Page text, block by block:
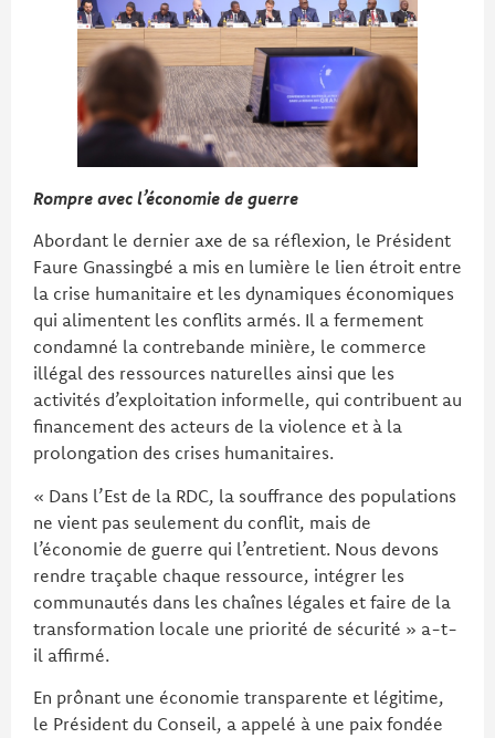
Rompre avec l’économie de guerre
Abordant le dernier axe de sa réflexion, le Président
Faure Gnassingbé a mis en lumière le lien étroit entre
la crise humanitaire et les dynamiques économiques
qui alimentent les conflits armés. Il a fermement
condamné la contrebande minière, le commerce
illégal des ressources naturelles ainsi que les
activités d’exploitation informelle, qui contribuent au
financement des acteurs de la violence et à la
prolongation des crises humanitaires.
« Dans l’Est de la RDC, la souffrance des populations
ne vient pas seulement du conflit, mais de
l’économie de guerre qui l’entretient. Nous devons
rendre traçable chaque ressource, intégrer les
communautés dans les chaînes légales et faire de la
transformation locale une priorité de sécurité » a-t-
il affirmé.
En prônant une économie transparente et légitime,
le Président du Conseil, a appelé à une paix fondée